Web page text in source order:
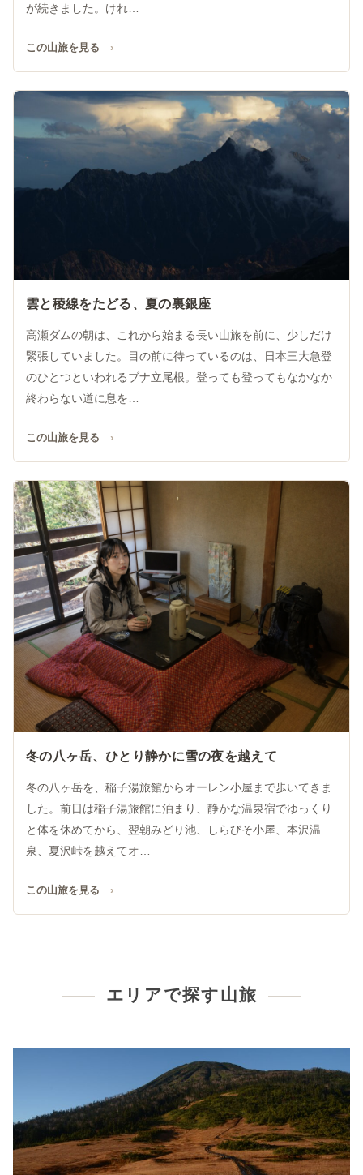
が続きました。けれ…
この山旅を見る
雲と稜線をたどる、夏の裏銀座
高瀬ダムの朝は、これから始まる長い山旅を前に、少しだけ
緊張していました。目の前に待っているのは、日本三大急登
のひとつといわれるブナ立尾根。登っても登ってもなかなか
終わらない道に息を…
この山旅を見る
冬の八ヶ岳、ひとり静かに雪の夜を越えて
冬の八ヶ岳を、稲子湯旅館からオーレン小屋まで歩いてきま
した。前日は稲子湯旅館に泊まり、静かな温泉宿でゆっくり
と体を休めてから、翌朝みどり池、しらびそ小屋、本沢温
泉、夏沢峠を越えてオ…
この山旅を見る
エリアで探す山旅